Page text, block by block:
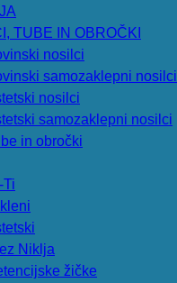
TUBE IN OBROČKI
nosilci
samozaklepni nosilci
nosilci
samozaklepni nosilci
in obročki
Ti
Niklja
žičke